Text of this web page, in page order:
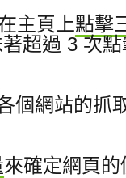
主頁上點擊
超過 3 次
個網站的抓
來確定網頁的